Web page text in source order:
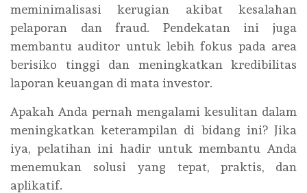
meminimalisasi kerugian akibat kesalahan
pelaporan dan fraud. Pendekatan ini juga
membantu auditor untuk lebih fokus pada area
berisiko tinggi dan meningkatkan kredibilitas
laporan keuangan di mata investor.
Apakah Anda pernah mengalami kesulitan dalam
meningkatkan keterampilan di bidang ini? Jika
iya, pelatihan ini hadir untuk membantu Anda
menemukan solusi yang tepat, praktis, dan
aplikatif.